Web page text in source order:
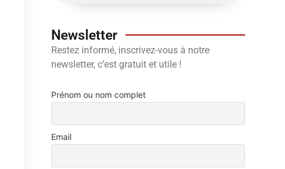
Newsletter
Restez informé, inscrivez-vous à notre
newsletter, c’est gratuit et utile !
Prénom ou nom complet
Email